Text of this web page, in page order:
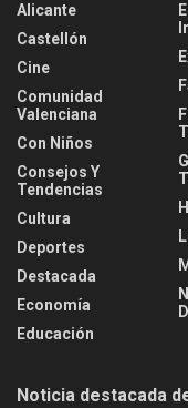
Alicante
Castellón
Cine
Comunidad
Valenciana
Con Niños
Consejos Y
Tendencias
Cultura
Deportes
Destacada
Economía
Educación
Noticia destacada